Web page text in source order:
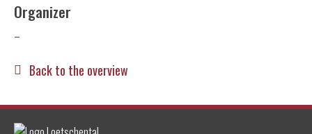
Organizer
–
Back to the overview